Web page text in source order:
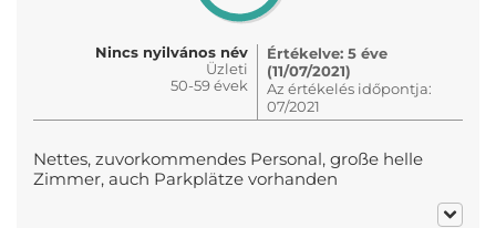
Nincs nyilvános név
Üzleti
50-59 évek
Értékelve: 5 éve
(11/07/2021)
Az értékelés időpontja:
07/2021
Nettes, zuvorkommendes Personal, große helle
Zimmer, auch Parkplätze vorhanden